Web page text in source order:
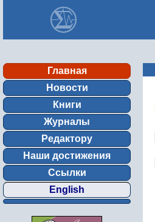
Главная
Новости
Книги
Журналы
Редактору
Наши достижения
Ссылки
English